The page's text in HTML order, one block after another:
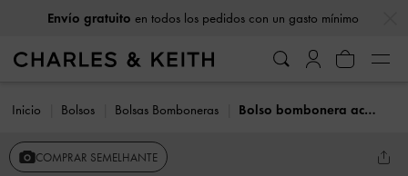
Envío gratuito en todos los pedidos con un gasto mínimo
Inicio Bolsos Bolsas Bomboneras Bolso bombonera acolchado reversible
COMPRAR SEMELHANTE